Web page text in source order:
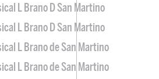
L Brano D San Martino
L Brano D San Martino
L Brano de San Martino
L Brano de San Martino